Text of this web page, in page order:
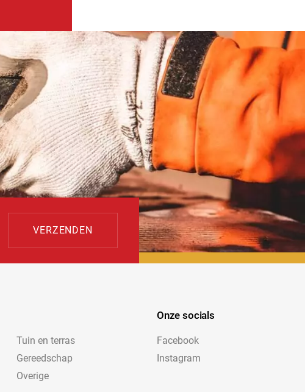
Tuin en terras
Gereedschap
Overige
Onze socials
Facebook
Instagram